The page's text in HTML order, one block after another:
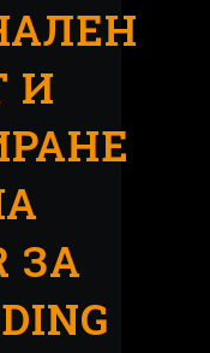
И
ЗА